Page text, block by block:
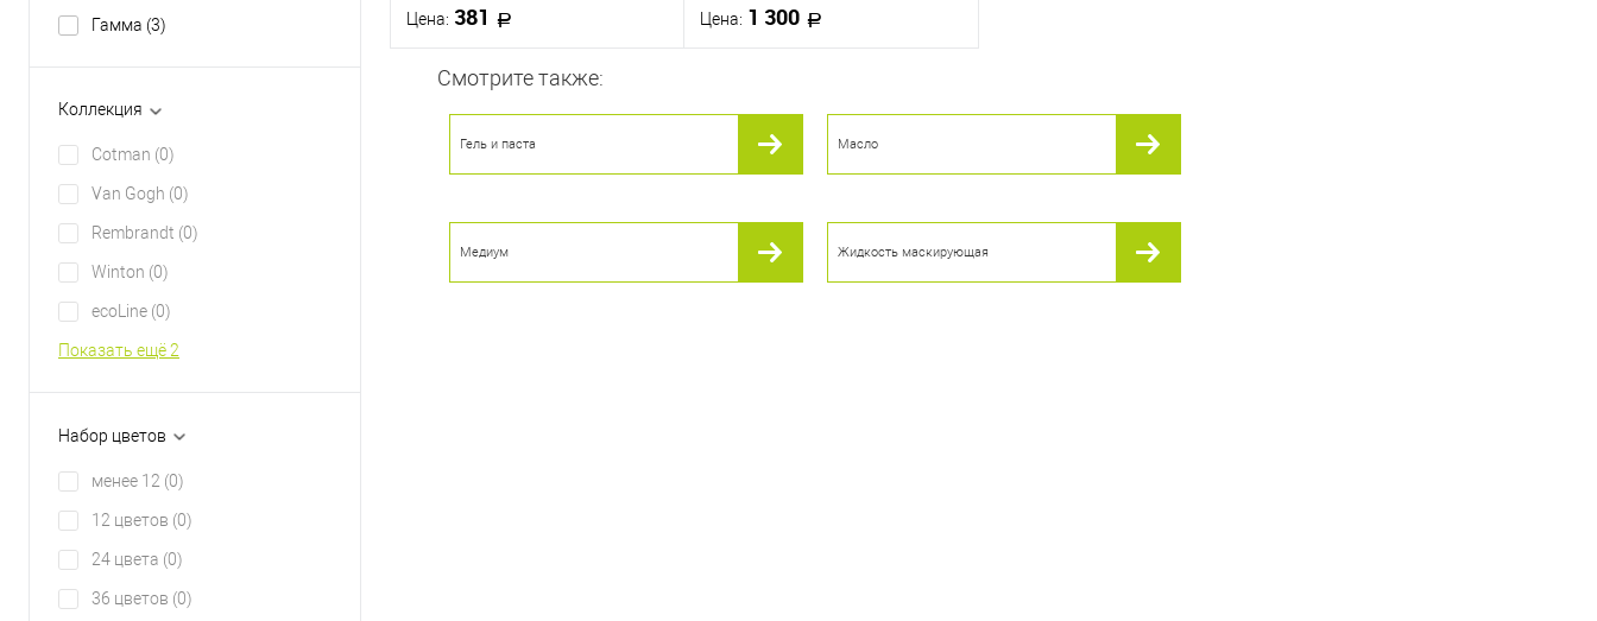
Гамма (3)
Коллекция
Cotman (0)
Van Gogh (0)
Rembrandt (0)
Winton (0)
ecoLine (0)
Показать ещё 2
Набор цветов
менее 12 (0)
12 цветов (0)
24 цвета (0)
36 цветов (0)
Цена: 381
В корзину
Купить в 1 клик
Цена: 1 300
Купить в 1 клик
К сравнению
Смотрите также:
Гель и паста Масло
Медиум Жидкость маскирующая